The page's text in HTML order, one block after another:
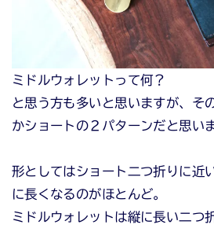
ミドルウォレットって何？
と思う方も多いと思いますが、そ
かショートの２パターンだと思い
形としてはショート二つ折りに近
に長くなるのがほとんど。
ミドルウォレットは縦に長い二つ